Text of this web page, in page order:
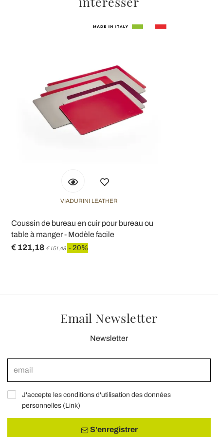
VIADURINI LEATHER
Coussin de bureau en cuir pour bureau ou
table à manger - Modèle facile
€ 121,18 € 151,48 - 20%
Email Newsletter
Newsletter
J'accepte les conditions d'utilisation des données
personnelles (Link)
S'enregistrer